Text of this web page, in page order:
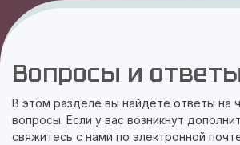
Вопросы и
В этом разделе вы найдёте ответы на
вопросы. Если у вас возникнут
свяжитесь с нами по электронной